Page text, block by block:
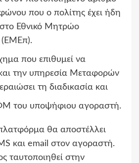
που ο πολίτης έχει ήδη
Εθνικό Μητρώο
(ΕΜΕπ).
που επιθυμεί να
την υπηρεσία Μεταφορών
τη διαδικασία και
του υποψήφιου αγοραστή.
θα αποστέλλει
και email στον αγοραστή.
ταυτοποιηθεί στην